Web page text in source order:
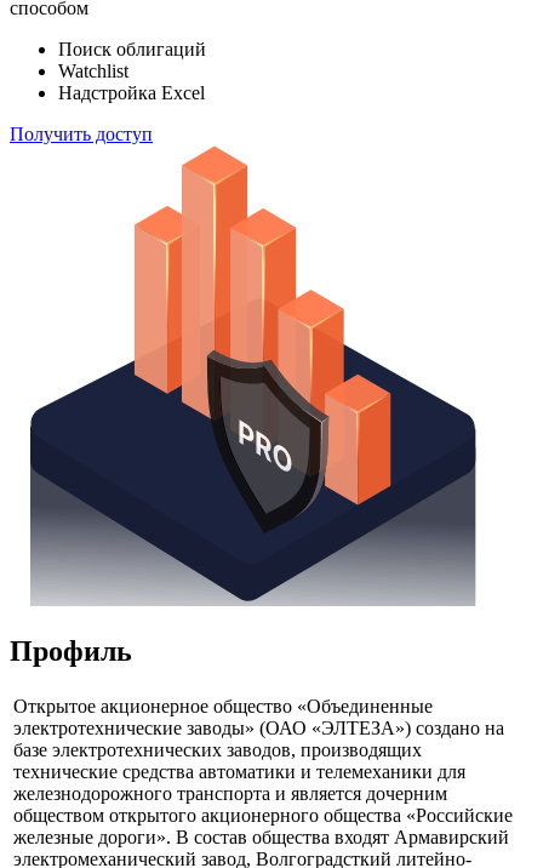
Отслеживайте свой портфель наиболее эффективным
способом
Поиск облигаций
Надстройка Excel
Получить доступ
Профиль
Открытое акционерное общество «Объединенные
электротехнические заводы» (ОАО «ЭЛТЕЗА») создано на
базе электротехнических заводов, производящих
технические средства автоматики и телемеханики для